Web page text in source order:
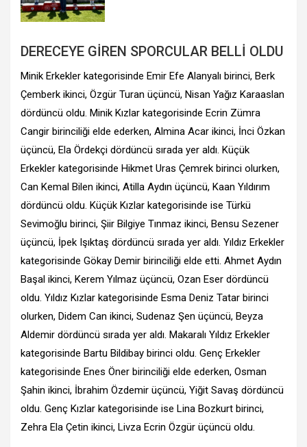
DERECEYE GİREN SPORCULAR BELLİ OLDU
Minik Erkekler kategorisinde Emir Efe Alanyalı birinci, Berk
Çemberk ikinci, Özgür Turan üçüncü, Nisan Yağız Karaaslan
dördüncü oldu. Minik Kızlar kategorisinde Ecrin Zümra
Cangir birinciliği elde ederken, Almina Acar ikinci, İnci Özkan
üçüncü, Ela Ördekçi dördüncü sırada yer aldı. Küçük
Erkekler kategorisinde Hikmet Uras Çemrek birinci olurken,
Can Kemal Bilen ikinci, Atilla Aydın üçüncü, Kaan Yıldırım
dördüncü oldu. Küçük Kızlar kategorisinde ise Türkü
Sevimoğlu birinci, Şiir Bilgiye Tınmaz ikinci, Bensu Sezener
üçüncü, İpek Işıktaş dördüncü sırada yer aldı. Yıldız Erkekler
kategorisinde Gökay Demir birinciliği elde etti. Ahmet Aydın
Başal ikinci, Kerem Yılmaz üçüncü, Ozan Eser dördüncü
oldu. Yıldız Kızlar kategorisinde Esma Deniz Tatar birinci
olurken, Didem Can ikinci, Sudenaz Şen üçüncü, Beyza
Aldemir dördüncü sırada yer aldı. Makaralı Yıldız Erkekler
kategorisinde Bartu Bildibay birinci oldu. Genç Erkekler
kategorisinde Enes Öner birinciliği elde ederken, Osman
Şahin ikinci, İbrahim Özdemir üçüncü, Yiğit Savaş dördüncü
oldu. Genç Kızlar kategorisinde ise Lina Bozkurt birinci,
Zehra Ela Çetin ikinci, Livza Ecrin Özgür üçüncü oldu.